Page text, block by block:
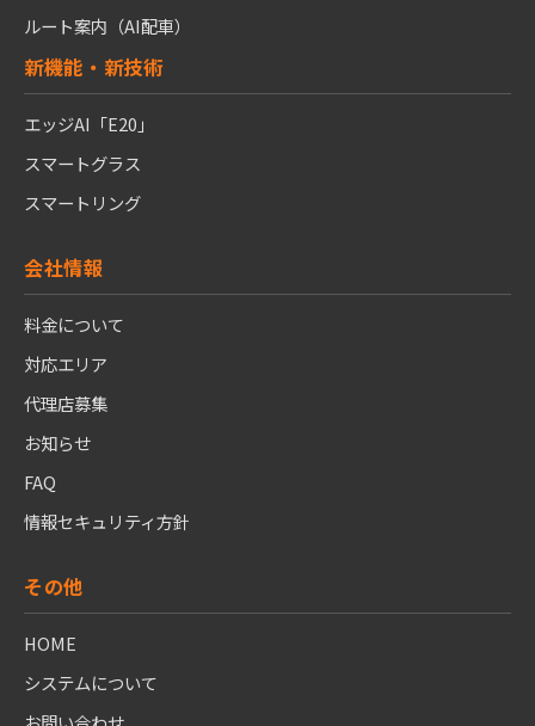
ルート案内（AI配車）
新機能・新技術
エッジAI「E20」
スマートグラス
スマートリング
会社情報
料金について
対応エリア
代理店募集
お知らせ
FAQ
情報セキュリティ方針
その他
HOME
システムについて